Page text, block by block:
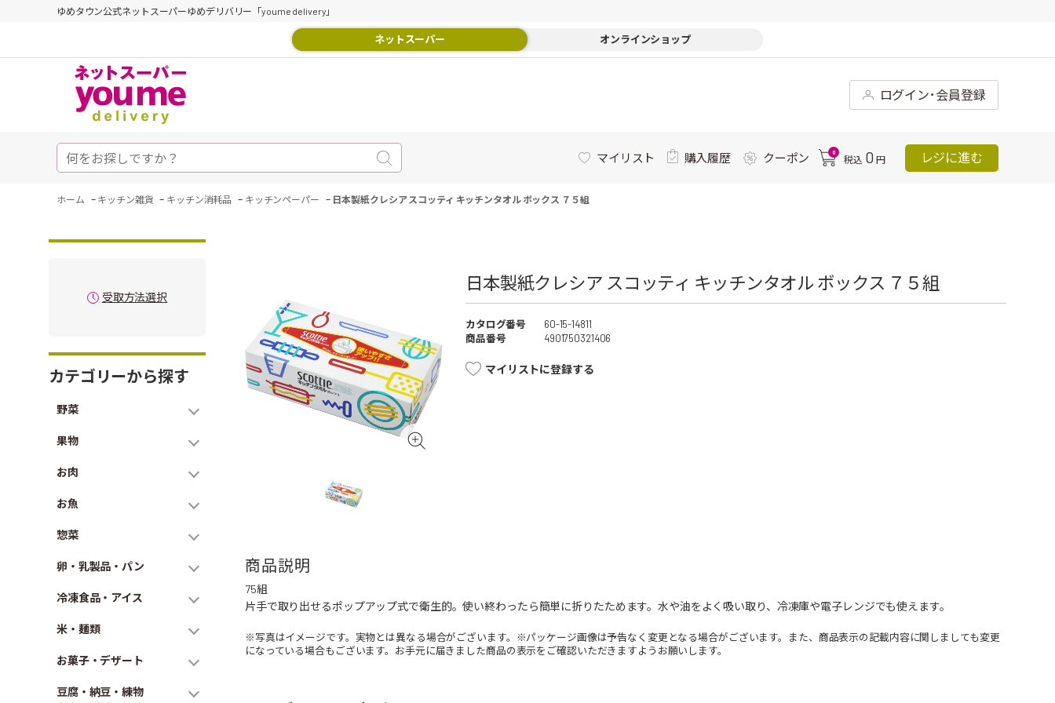
ゆめタウン公式ネットスーパーゆめデリバリー「youme delivery」
ネットスーパー オンラインショップ
ログイン･会員登録
マイリスト 購入履歴 クーポン 0
税込 0 円 レジに進む
ホーム - キッチン雑貨 - キッチン消耗品 - キッチンペーパー - 日本製紙クレシア スコッティ キッチンタオル ボックス ７５組
受取方法選択
カテゴリーから探す
野菜
果物
お肉
お魚
惣菜
卵・乳製品・パン
冷凍食品・アイス
米・麺類
お菓子・デザート
豆腐・納豆・練物
日本製紙クレシア スコッティ キッチンタオル ボックス ７５組
カタログ番号
60-15-14811
商品番号
4901750321406
マイリストに登録する
商品説明
75組
片手で取り出せるポップアップ式で衛生的。使い終わったら簡単に折りたためます。水や油をよく吸い取り、冷凍庫や電子レンジでも使えます。
※写真はイメージです。実物とは異なる場合がございます。※パッケージ画像は予告なく変更となる場合がございます。また、商品表示の記載内容に関しましても変更
になっている場合もございます。お手元に届きました商品の表示をご確認いただきますようお願いします。